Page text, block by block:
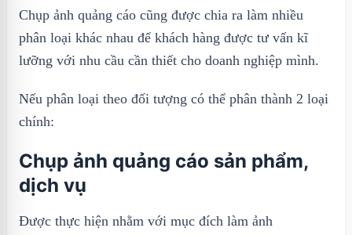
Chụp ảnh quảng cáo cũng được chia ra làm nhiều
phân loại khác nhau để khách hàng được tư vấn kĩ
lưỡng với nhu cầu cần thiết cho doanh nghiệp mình.
Nếu phân loại theo đối tượng có thể phân thành 2 loại
chính:
Chụp ảnh quảng cáo sản phẩm,
dịch vụ
Được thực hiện nhằm với mục đích làm ảnh